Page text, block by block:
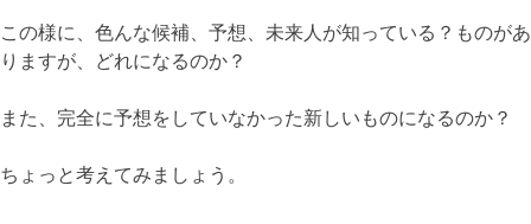
この様に、色んな候補、予想、未来人が知っている？ものがあ
りますが、どれになるのか？
また、完全に予想をしていなかった新しいものになるのか？
ちょっと考えてみましょう。